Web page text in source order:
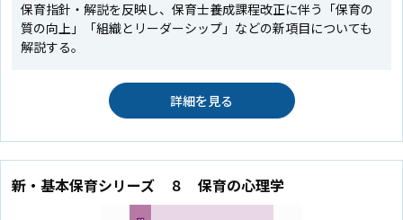
保育指針・解説を反映し、保育士養成課程改正に伴う「保育の
質の向上」「組織とリーダーシップ」などの新項目についても
解説する。
詳細を見る
新・基本保育シリーズ ８ 保育の心理学